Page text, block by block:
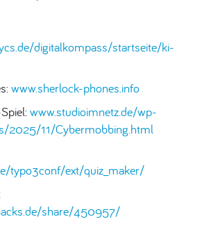
digitalkompass/startseite/ki-
www.sherlock-phones.info
www.studioimnetz.de/wp-
2025/11/Cybermobbing.html
typo3conf/ext/quiz_maker/
share/450957/